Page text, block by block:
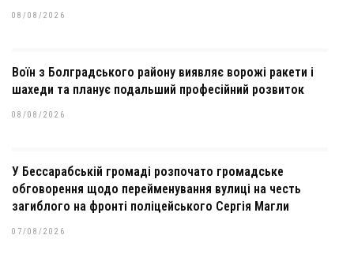
08/08/2026
Воїн з Болградського району виявляє ворожі ракети і
шахеди та планує подальший професійний розвиток
08/08/2026
У Бессарабській громаді розпочато громадське
обговорення щодо перейменування вулиці на честь
загиблого на фронті поліцейського Сергія Магли
07/08/2026